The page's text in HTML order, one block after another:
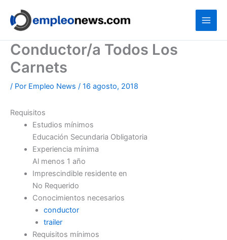
contenido
Conductor/a Todos Los
Carnets
/ Por Empleo News / 16 agosto, 2018
Requisitos
Estudios mínimos
Educación Secundaria Obligatoria
Experiencia mínima
Al menos 1 año
Imprescindible residente en
No Requerido
Conocimientos necesarios
conductor
trailer
Requisitos mínimos